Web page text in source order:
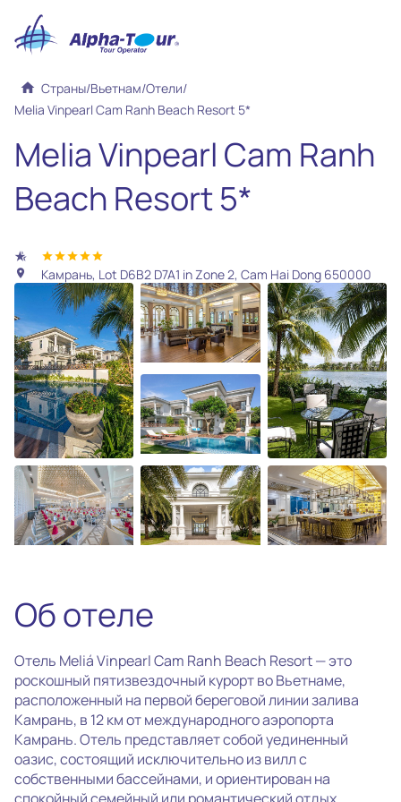
home Страны/Вьетнам/Отели/
Melia Vinpearl Cam Ranh Beach Resort 5*
Melia Vinpearl Cam Ranh
Beach Resort 5*
hotel_class starstarstarstarstar
location_on
Камрань, Lot D6B2 D7A1 in Zone 2, Cam Hai Dong 650000
photo_camera
Все фотографии
(36)
Об отеле
Отель Meliá Vinpearl Cam Ranh Beach Resort — это
роскошный пятизвездочный курорт во Вьетнаме,
расположенный на первой береговой линии залива
Камрань, в 12 км от международного аэропорта
Камрань. Отель представляет собой уединенный
оазис, состоящий исключительно из вилл с
собственными бассейнами, и ориентирован на